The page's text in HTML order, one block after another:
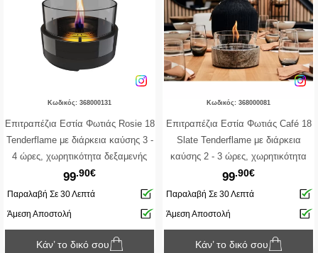
Κωδικός: 368000131
Επιτραπέζια Εστία Φωτιάς Rosie 18
Tenderflame με διάρκεια καύσης 3 -
4 ώρες, χωρητικότητα δεξαμενής
250ml και διαστάσεις 19.7x13.8cm -
Black
99.90€
Παραλαβή Σε 30 Λεπτά
Άμεση Αποστολή
Κάν’ το δικό σου
Κωδικός: 368000081
Επιτραπέζια Εστία Φωτιάς Café 18
Slate Tenderflame με διάρκεια
καύσης 2 - 3 ώρες, χωρητικότητα
δεξαμενής 250ml και διαστάσεις
19x18cm
99.90€
Παραλαβή Σε 30 Λεπτά
Άμεση Αποστολή
Κάν’ το δικό σου